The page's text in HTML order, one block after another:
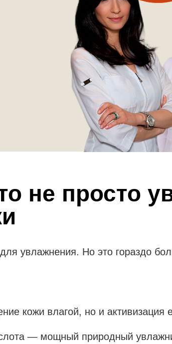
не просто
увлажнения. Но это гораздо
кожи влагой, но и активизация
— мощный природный